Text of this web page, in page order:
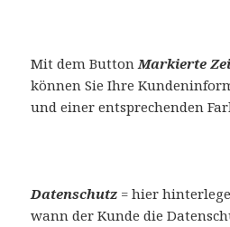
Mit dem ButtonMarkierte
können Sie Ihre
und einer entsprechenden
Datenschutz = hier
wann der Kunde die